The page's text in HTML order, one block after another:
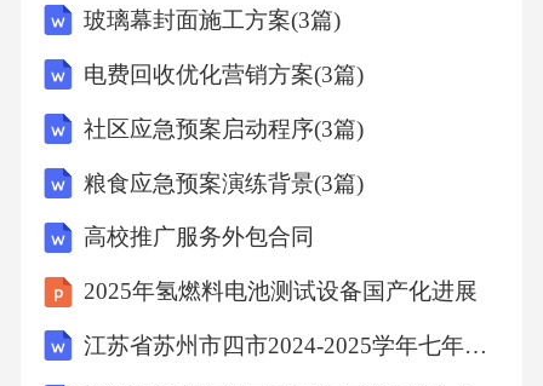
受的全部损失。九、合同变更与解除9.1合同变
更本合同的任何变更或补充需经双方书面协商
一致，并签订书面协议。9.2合同解除1.经双方
协商一致，可以解除本合同。2.如一方严重违反
本合同约定，另一方有权解除本合同，并要求
违约方承担违约责任。3.因不可抗力或其他不可
预见、不可避免的原因导致本合同无法履行
时，双方可以协商解除本合同，互不承担违约
玻璃幕封面施工方案(3篇)
电费回收优化营销方案(3篇)
社区应急预案启动程序(3篇)
粮食应急预案演练背景(3篇)
高校推广服务外包合同
2025年氢燃料电池测试设备国产化进展
江苏省苏州市四市2024-2025学年七年级上学期语文期末试卷（含答案）